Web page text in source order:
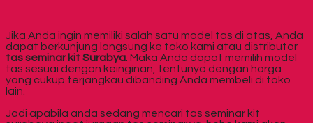
Jika Anda ingin memiliki salah satu model tas di atas, Anda
dapat berkunjung langsung ke toko kami atau distributor
tas seminar kit Surabya . Maka Anda dapat memilih model
tas sesuai dengan keinginan, tentunya dengan harga
yang cukup terjangkau dibanding Anda membeli di toko
lain.
Jadi apabila anda sedang mencari tas seminar kit